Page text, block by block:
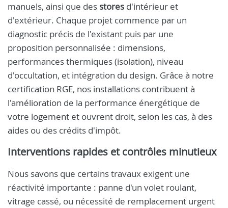
manuels, ainsi que des stores d'intérieur et
d'extérieur. Chaque projet commence par un
diagnostic précis de l'existant puis par une
proposition personnalisée : dimensions,
performances thermiques (isolation), niveau
d'occultation, et intégration du design. Grâce à notre
certification RGE, nos installations contribuent à
l'amélioration de la performance énergétique de
votre logement et ouvrent droit, selon les cas, à des
aides ou des crédits d'impôt.
Interventions rapides et contrôles minutieux
Nous savons que certains travaux exigent une
réactivité importante : panne d'un volet roulant,
vitrage cassé, ou nécessité de remplacement urgent